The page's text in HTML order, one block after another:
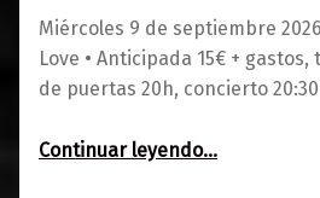
Miércoles 9 de septiembre
Love • Anticipada 15€ +
de puertas 20h, concierto
Continuar leyendo…